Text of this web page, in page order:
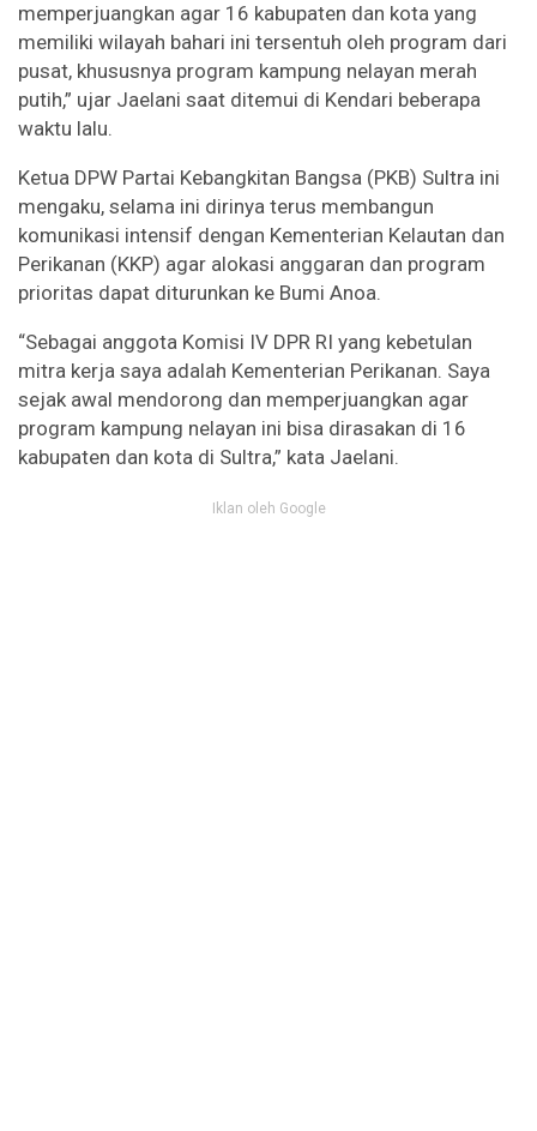
memperjuangkan agar 16 kabupaten dan kota yang
memiliki wilayah bahari ini tersentuh oleh program dari
pusat, khususnya program kampung nelayan merah
putih,” ujar Jaelani saat ditemui di Kendari beberapa
waktu lalu.
Ketua DPW Partai Kebangkitan Bangsa (PKB) Sultra ini
mengaku, selama ini dirinya terus membangun
komunikasi intensif dengan Kementerian Kelautan dan
Perikanan (KKP) agar alokasi anggaran dan program
prioritas dapat diturunkan ke Bumi Anoa.
“Sebagai anggota Komisi IV DPR RI yang kebetulan
mitra kerja saya adalah Kementerian Perikanan. Saya
sejak awal mendorong dan memperjuangkan agar
program kampung nelayan ini bisa dirasakan di 16
kabupaten dan kota di Sultra,” kata Jaelani.
Iklan oleh Google